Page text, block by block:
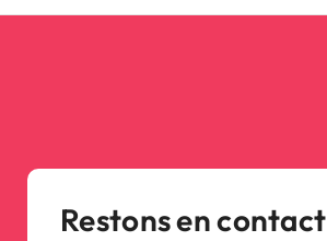
Restons en contact